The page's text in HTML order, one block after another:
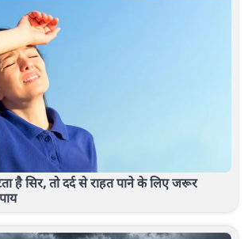
है सिर, तो दर्द से राहत पाने के लिए जरूर